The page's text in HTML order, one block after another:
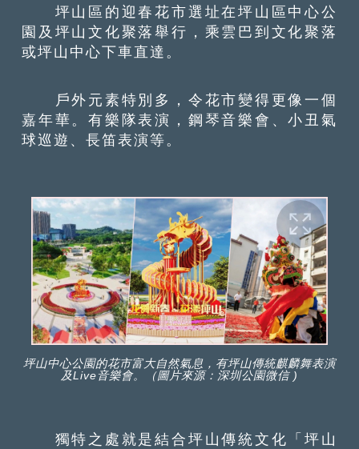
坪山區的迎春花市選址在坪山區中心公
園及坪山文化聚落舉行，乘雲巴到文化聚落
或坪山中心下車直達。
戶外元素特別多，令花市變得更像一個
嘉年華。有樂隊表演，鋼琴音樂會、小丑氣
球巡遊、長笛表演等。
坪山中心公園的花市富大自然氣息，有坪山傳統麒麟舞表演
及Live音樂會。（圖片來源：深圳公園微信 )
獨特之處就是結合坪山傳統文化「坪山